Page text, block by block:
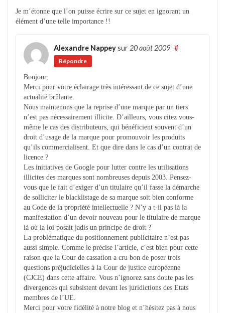
Je m’étonne que l’on puisse écrire sur ce sujet en ignorant un
élément d’une telle importance !!
Alexandre Nappeysur 20 août 2009 #
Répondre
Bonjour,
Merci pour votre éclairage très intéressant de ce sujet d’une
actualité brûlante.
Nous maintenons que la reprise d’une marque par un tiers
n’est pas nécessairement illicite. D’ailleurs, vous citez vous-
même le cas des distributeurs, qui bénéficient souvent d’un
droit d’usage de la marque pour promouvoir les produits
qu’ils commercialisent. Et que dire dans le cas d’un contrat de
licence ?
Les initiatives de Google pour lutter contre les utilisations
illicites des marques sont nombreuses depuis 2003. Pensez-
vous que le fait d’exiger d’un titulaire qu’il fasse la démarche
de solliciter le blacklistage de sa marque soit bien conforme
au Code de la propriété intellectuelle ? N’y a t-il pas là la
manifestation d’un devoir nouveau pour le titulaire de marque
là où la loi posait jadis un principe de droit ?
La problématique du positionnement publicitaire n’est pas
aussi simple. Comme le précise l’article, c’est bien pour cette
raison que la Cour de cassation a cru bon de poser trois
questions préjudicielles à la Cour de justice européenne
(CJCE) dans cette affaire. Vous n’ignorez sans doute pas les
divergences qui subsistent devant les juridictions des Etats
membres de l’UE.
Merci pour votre fidélité à notre blog et n’hésitez pas à nous